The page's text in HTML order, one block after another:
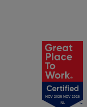
NOV 2025-NOV 2026
NL